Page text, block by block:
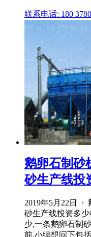
联系电话: 180
鹅卵石制砂
砂生产线投
2019年5月22日 ·
砂生产线投资多
少,一条鹅卵石制
前,小编想问下包